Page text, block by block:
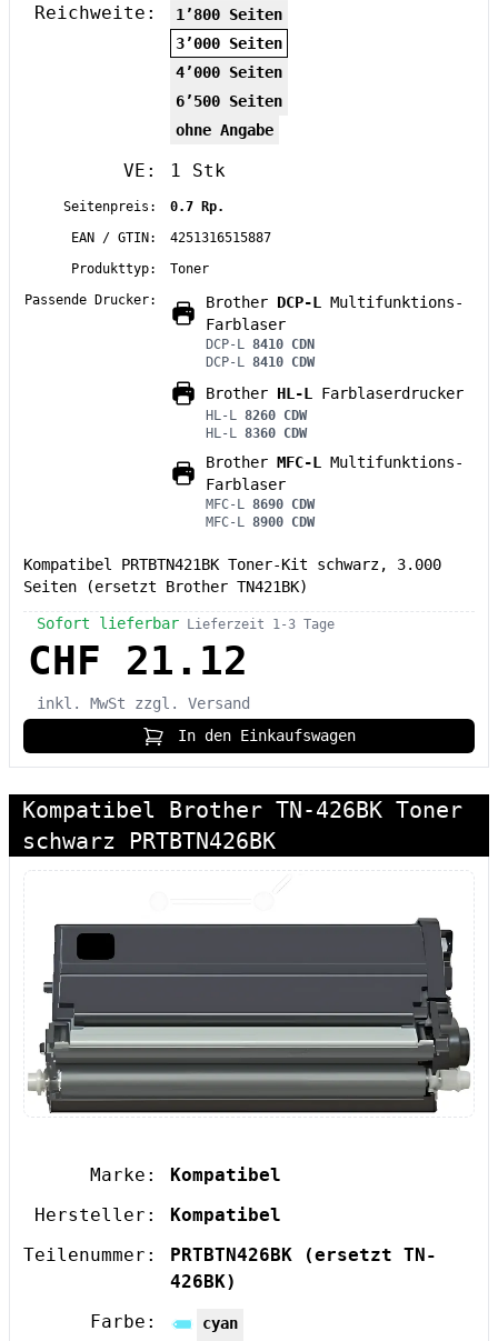
Reichweite:
1’800 Seiten
3’000 Seiten
4’000 Seiten
6’500 Seiten
ohne Angabe
VE: 1 Stk
Seitenpreis:
0.7 Rp.
EAN / GTIN:
4251316515887
Produkttyp:
Toner
Passende Drucker:
Brother DCP-L
Multifunktions-
Farblaser
DCP-L 8410 CDN
DCP-L 8410 CDW
Brother HL-L Farblaserdrucker
HL-L 8260 CDW
HL-L 8360 CDW
Brother MFC-L
Multifunktions-
Farblaser
MFC-L 8690 CDW
MFC-L 8900 CDW
Kompatibel PRTBTN421BK Toner-Kit schwarz, 3.000
Seiten (ersetzt Brother TN421BK)
Sofort lieferbar Lieferzeit 1-3 Tage
CHF 21.12
inkl. MwSt
zzgl. Versand
In den Einkaufswagen
Kompatibel Brother TN-426BK Toner
schwarz PRTBTN426BK
Marke:
Kompatibel
Hersteller:
Kompatibel
Teilenummer:
PRTBTN426BK
(ersetzt TN-
426BK)
Farbe:
cyan